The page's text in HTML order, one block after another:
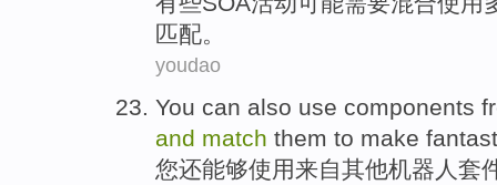
匹配。
youdao
You can also use components
and match them to make
您还能够使用来自其他机器人 套